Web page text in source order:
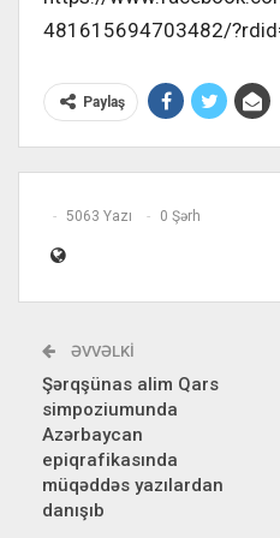
481615694703482/
Paylaş
5063 Yazı 0 Şərh
ƏVVƏLKI
Şərqşünas alim Qars
simpoziumunda
Azərbaycan
epiqrafikasında
müqəddəs yazılardan
danışıb